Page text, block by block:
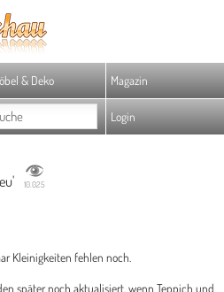
& Deko Magazin
Login
10.025
Kleinigkeiten fehlen noch.
später noch aktualisiert, wenn Teppich und